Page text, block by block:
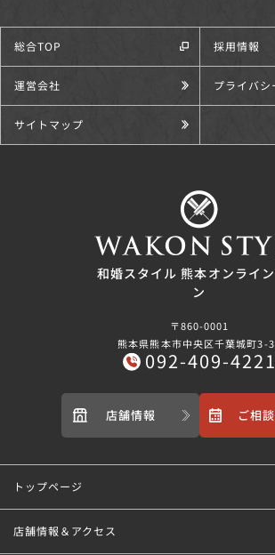
総合TOP 採用情報
運営会社 プライバシ
サイトマップ
和婚スタイル 熊本オンライ
ン
〒860-0001
熊本県熊本市中央区千葉城町3-
092-409-4221
店舗情報 ご相
トップページ
店舗情報＆アクセス